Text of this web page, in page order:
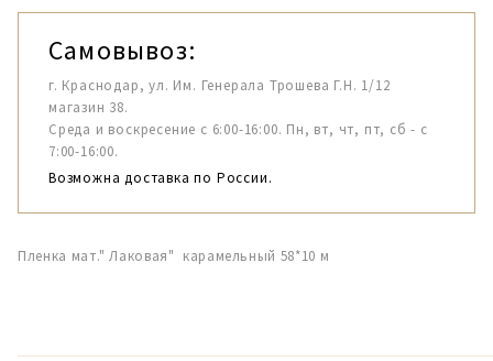
Самовывоз:
г. Краснодар, ул. Им. Генерала Трошева Г.Н. 1/12
магазин 38.
Среда и воскресение с 6:00-16:00. Пн, вт, чт, пт, сб - с
7:00-16:00.
Возможна доставка по России.
Пленка мат." Лаковая" карамельный 58*10 м